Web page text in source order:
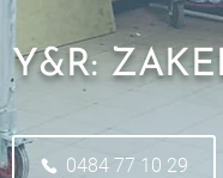
Y&R:
0484 77 10 29